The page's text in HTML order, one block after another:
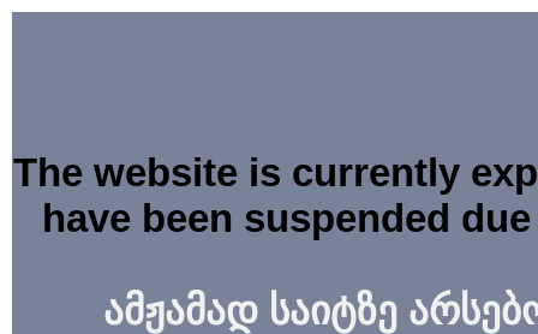
The website is currently
have been suspended
ამჟამად საიტზე